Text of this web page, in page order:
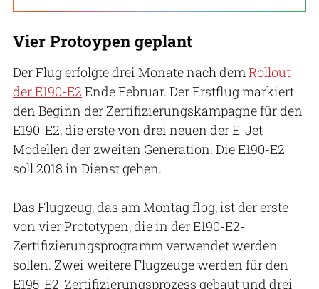
Vier Protoypen geplant
Der Flug erfolgte drei Monate nach dem Rollout
der E190-E2 Ende Februar. Der Erstflug markiert
den Beginn der Zertifizierungskampagne für den
E190-E2, die erste von drei neuen der E-Jet-
Modellen der zweiten Generation. Die E190-E2
soll 2018 in Dienst gehen.
Das Flugzeug, das am Montag flog, ist der erste
von vier Prototypen, die in der E190-E2-
Zertifizierungsprogramm verwendet werden
sollen. Zwei weitere Flugzeuge werden für den
E195-E2-Zertifizierungsprozess gebaut und drei